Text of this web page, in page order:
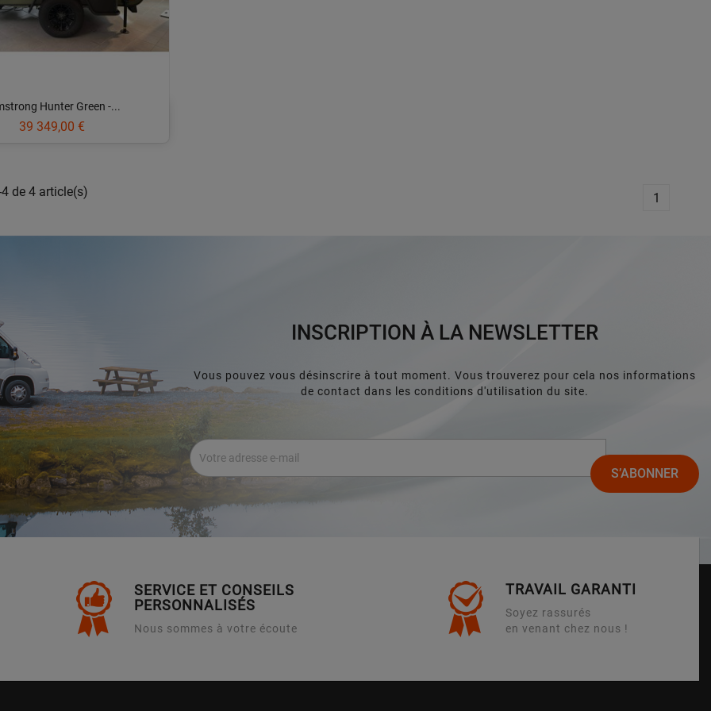
Hunter Green -...
Prix
39 349,00 €
de 4 article(s) 1
INSCRIPTION À LA NEWSLETTER
Vous pouvez vous désinscrire à tout moment. Vous trouverez pour cela nos informations
de contact dans les conditions d'utilisation du site.
SERVICE ET CONSEILS
PERSONNALISÉS
Nous sommes à votre écoute
TRAVAIL GARANTI
Soyez rassurés
en venant chez nous !